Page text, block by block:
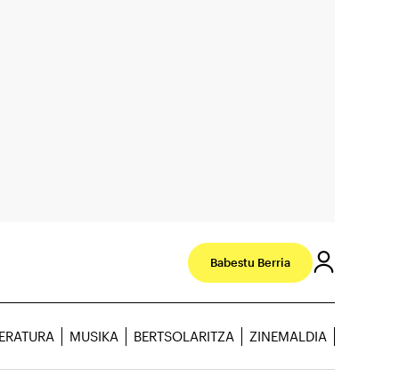
Babestu Berria
MUSIKA BERTSOLARITZA ZINEMALDIA